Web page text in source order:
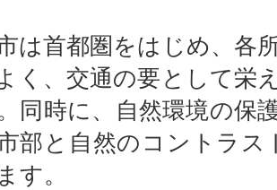
は首都圏をはじめ、各
く、交通の要として栄
同時に、自然環境の保
部と自然のコントラス
す。